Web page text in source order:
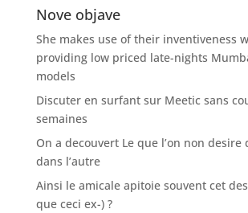
Nove objave
She makes use of their inventiveness
providing low priced late-nights
models
Discuter en surfant sur Meetic sans
semaines
On a decouvert Le que l’on non desire
dans l’autre
Ainsi le amicale apitoie souvent cet
que ceci ex-) ?